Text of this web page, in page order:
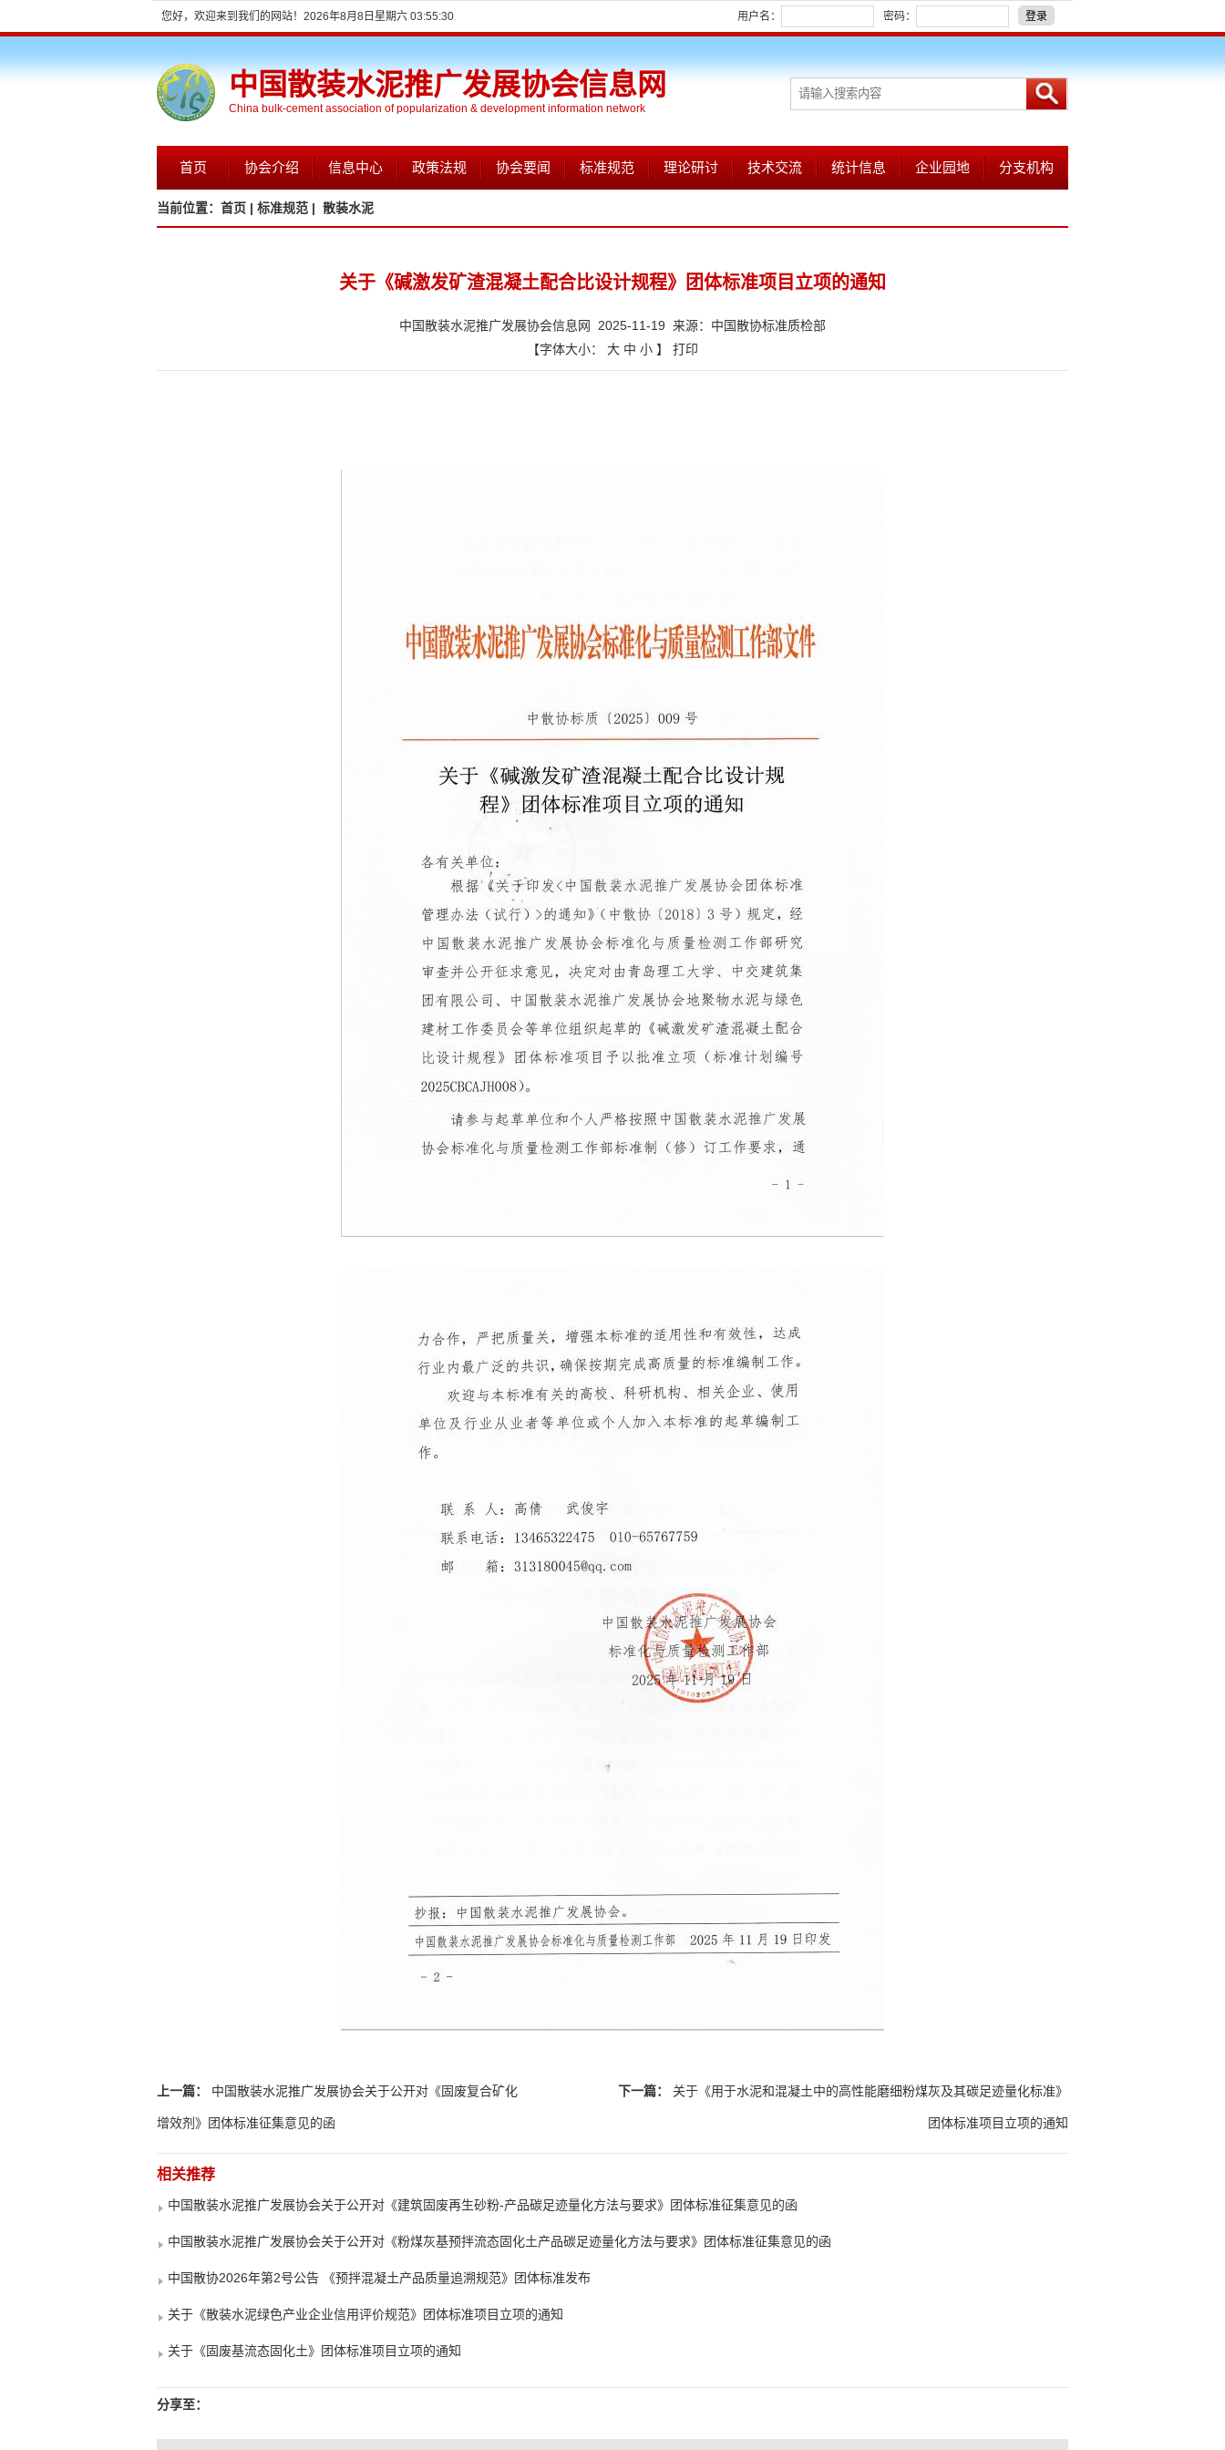
您好，欢迎来到我们的网站！ 2026年8月8日星期六 03:55:30 用户名： 密码： 登录
中国散装水泥推广发展协会信息网
China bulk-cement association of popularization & development information network
首页 协会介绍 信息中心 政策法规 协会要闻 标准规范 理论研讨 技术交流 统计信息 企业园地 分支机构
当前位置： 首页 | 标准规范 | 散装水泥
关于《碱激发矿渣混凝土配合比设计规程》团体标准项目立项的通知
中国散装水泥推广发展协会信息网 2025-11-19 来源：中国散协标准质检部
【字体大小： 大 中 小 】 打印
上一篇： 中国散装水泥推广发展协会关于公开对《固废复合矿化
增效剂》团体标准征集意见的函
下一篇： 关于《用于水泥和混凝土中的高性能磨细粉煤灰及其碳足迹量化标准》
团体标准项目立项的通知
相关推荐
中国散装水泥推广发展协会关于公开对《建筑固废再生砂粉-产品碳足迹量化方法与要求》团体标准征集意见的函
中国散装水泥推广发展协会关于公开对《粉煤灰基预拌流态固化土产品碳足迹量化方法与要求》团体标准征集意见的函
中国散协2026年第2号公告 《预拌混凝土产品质量追溯规范》团体标准发布
关于《散装水泥绿色产业企业信用评价规范》团体标准项目立项的通知
关于《固废基流态固化土》团体标准项目立项的通知
分享至：